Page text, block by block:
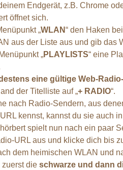
Endgerät, z.B. Chrome
öffnet sich.
„WLAN“ den Haken bei
aus der Liste aus und gib das
„PLAYLISTS“ eine
eine gültige Web-
der Titelliste auf „+ RADIO“.
nach Radio-Sendern, aus
kennst, kannst du sie auch
spielt nun nach ein paar
URL aus und klicke dich bis
dem heimischen WLAN und
zuerst die schwarze und dann